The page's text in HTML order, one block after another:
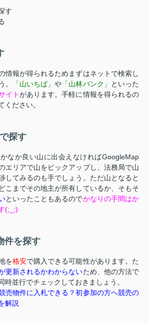
す
情報が得られるためまずはネットで検索し
。
「山いちば」や 「山林バンク」
といった
イトがあります。手軽に情報を得られるの
ください。
探す
なか良い山に出会えなければGoogleMap
エリアで山をピックアップし、法務局で山
してみるのも手でしょう。ただ山となると
こまでその地主が所有しているか、そもそ
といったこともあるのでかなりの手間はか
(;_;)
件を探す
を格安で購入できる可能性があります。た
更新されるかわからないため、他の方法で
時並行でチェックしておきましょう。
売物件に入札できる？初参加の方へ競売の
解説